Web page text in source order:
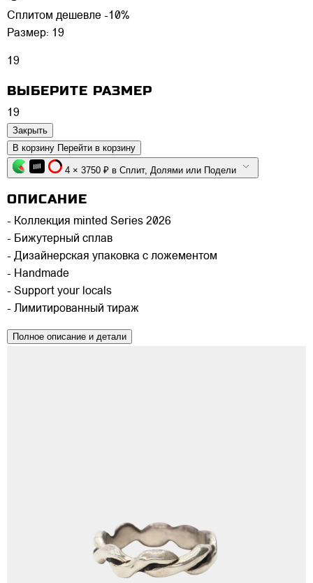
Сплитом дешевле -10%
Размер: 19
19
ВЫБЕРИТЕ РАЗМЕР
19
Закрыть
В корзину Перейти в корзину
4 × 3750 ₽ в Сплит, Долями или Подели
ОПИСАНИЕ
- Коллекция minted Series 2026
- Бижутерный сплав
- Дизайнерская упаковка с ложементом
- Handmade
- Support your locals
- Лимитированный тираж
Полное описание и детали